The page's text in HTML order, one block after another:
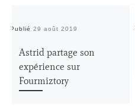
Publié 29 août 2019
Astrid partage son
expérience sur
Fourmiztory